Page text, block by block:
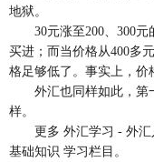
地狱。
30元涨至200、300元
买进；而当价格从400多
格足够低了。事实上，价
外汇也同样如此，第
样。
更多 外汇学习 - 外汇
基础知识 学习栏目。